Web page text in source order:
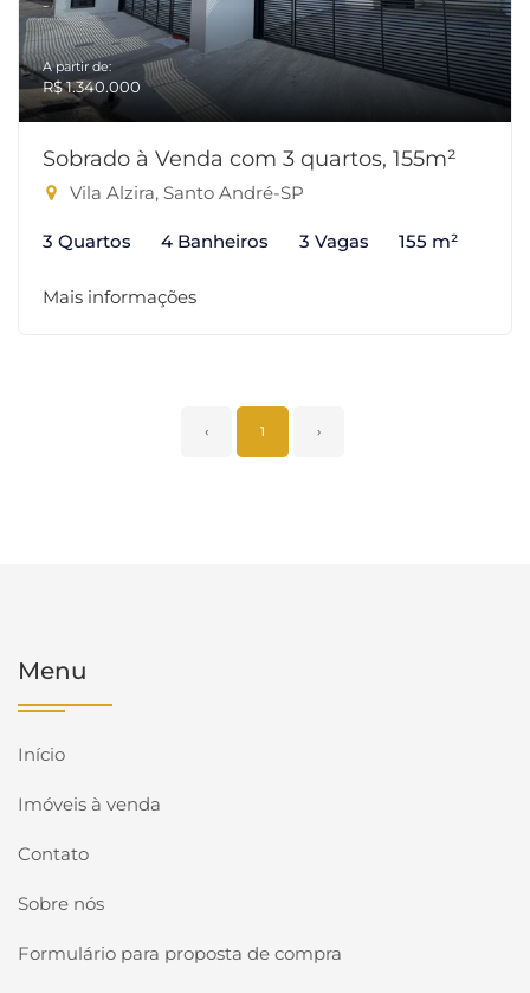
A partir de:
R$ 1.340.000
Sobrado à Venda com 3 quartos, 155m²
Vila Alzira, Santo André-SP
3 Quartos 4 Banheiros 3 Vagas 155 m²
Mais informações
‹ 1 ›
Menu
Início
Imóveis à venda
Contato
Sobre nós
Formulário para proposta de compra